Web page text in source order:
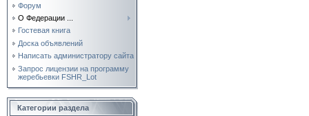
Форум
О Федерации ...
Гостевая книга
Доска объявлений
Написать администратору сайта
Запрос лицензии на программу
жеребьевки FSHR_Lot
Категории раздела